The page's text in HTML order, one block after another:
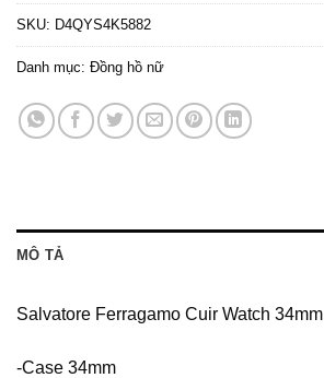
SKU: D4QYS4K5882
Danh mục: Đồng hồ nữ
MÔ TẢ
Salvatore Ferragamo Cuir Watch 34mm
-Case 34mm